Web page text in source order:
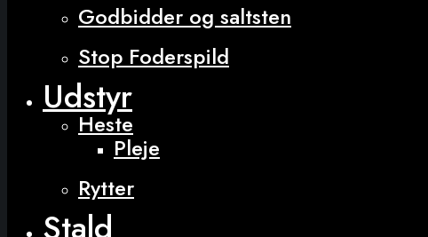
Godbidder og saltsten
Stop Foderspild
Udstyr
Heste
Pleje
Rytter